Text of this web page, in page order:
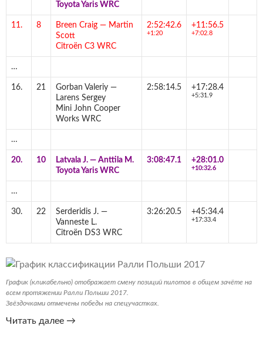
Toyota Yaris WRC
11. 8 Breen Craig — Martin
Scott
Citroën C3 WRC
2:52:42.6
+1:20
+11:56.5
+7:02.8
…
16. 21 Gorban Valeriy —
Larens Sergey
Mini John Cooper
Works WRC
2:58:14.5 +17:28.4
+5:31.9
…
20. 10 Latvala J. — Anttila M.
Toyota Yaris WRC
3:08:47.1 +28:01.0
+10:32.6
…
30. 22 Serderidis J. —
Vanneste L.
Citroën DS3 WRC
3:26:20.5 +45:34.4
+17:33.4
График (кликабельно) отображает смену позиций пилотов в общем зачёте на
всем протяжении Ралли Польши 2017.
Звёздочками отмечены победы на спецучастках.
Читать далее Ралли
→